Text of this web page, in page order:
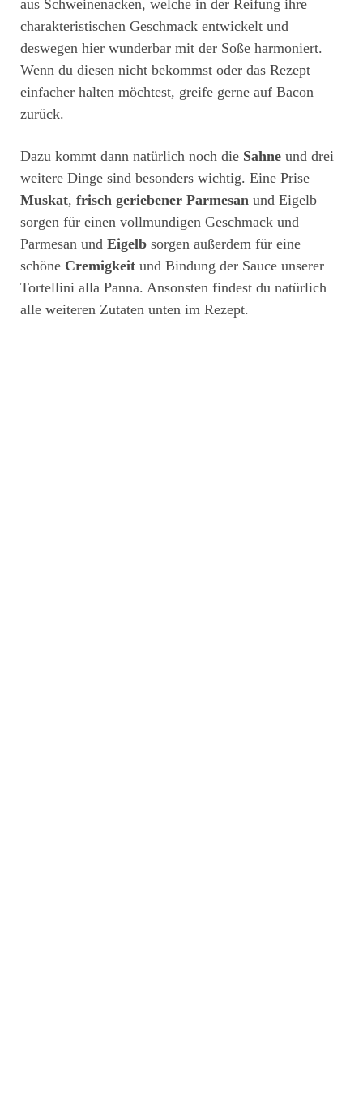
aus Schweinenacken, welche in der Reifung ihre
charakteristischen Geschmack entwickelt und
deswegen hier wunderbar mit der Soße harmoniert.
Wenn du diesen nicht bekommst oder das Rezept
einfacher halten möchtest, greife gerne auf Bacon
zurück.
Dazu kommt dann natürlich noch die Sahne und drei
weitere Dinge sind besonders wichtig. Eine Prise
Muskat, frisch geriebener Parmesan und Eigelb
sorgen für einen vollmundigen Geschmack und
Parmesan und Eigelb sorgen außerdem für eine
schöne Cremigkeit und Bindung der Sauce unserer
Tortellini alla Panna. Ansonsten findest du natürlich
alle weiteren Zutaten unten im Rezept.